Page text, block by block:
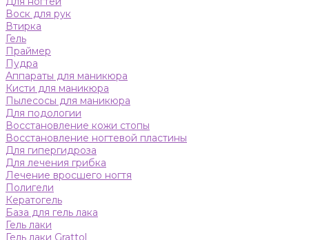
Воск для рук
Втирка
Гель
Праймер
Пудра
Аппараты для маникюра
Кисти для маникюра
Пылесосы для маникюра
Для подологии
Восстановление кожи стопы
Восстановление ногтевой пластины
Для гипергидроза
Для лечения грибка
Лечение вросшего ногтя
Полигели
Кератогель
База для гель лака
Гель лаки
Гель лаки Grattol